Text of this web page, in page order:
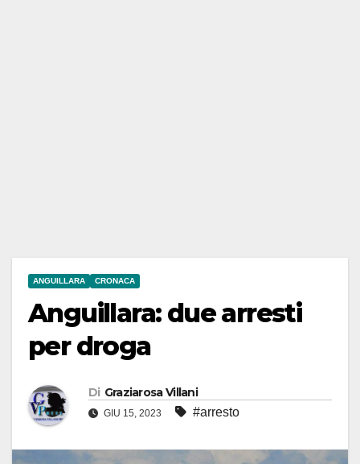
ANGUILLARA CRONACA
Anguillara: due arresti
per droga
Di Graziarosa Villani
GIU 15, 2023 #arresto